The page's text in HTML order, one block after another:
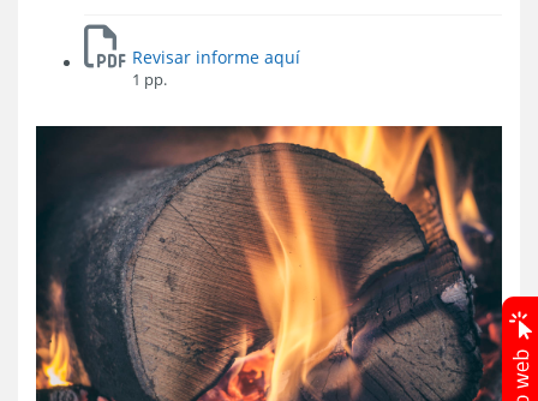
Revisar informe aquí
1 pp.